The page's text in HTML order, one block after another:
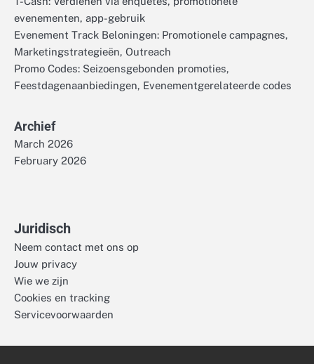
evenementen, app-gebruik
Evenement Track Beloningen: Promotionele campagnes,
Marketingstrategieën, Outreach
Promo Codes: Seizoensgebonden promoties,
Feestdagenaanbiedingen, Evenementgerelateerde codes
Archief
March 2026
February 2026
Juridisch
Neem contact met ons op
Jouw privacy
Wie we zijn
Cookies en tracking
Servicevoorwaarden